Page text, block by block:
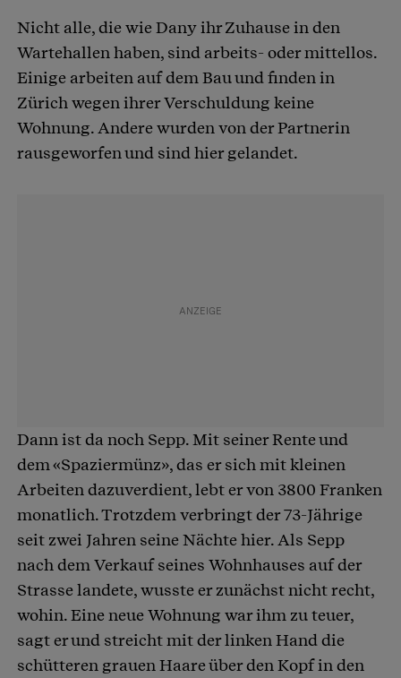
Nicht alle, die wie Dany ihr Zuhause in den
Wartehallen haben, sind arbeits- oder mittellos.
Einige arbeiten auf dem Bau und finden in
Zürich wegen ihrer Verschuldung keine
Wohnung. Andere wurden von der Partnerin
rausgeworfen und sind hier gelandet.
Dann ist da noch Sepp. Mit seiner Rente und
dem «Spaziermünz», das er sich mit kleinen
Arbeiten dazuverdient, lebt er von 3800 Franken
monatlich. Trotzdem verbringt der 73-Jährige
seit zwei Jahren seine Nächte hier. Als Sepp
nach dem Verkauf seines Wohnhauses auf der
Strasse landete, wusste er zunächst nicht recht,
wohin. Eine neue Wohnung war ihm zu teuer,
sagt er und streicht mit der linken Hand die
schütteren grauen Haare über den Kopf in den